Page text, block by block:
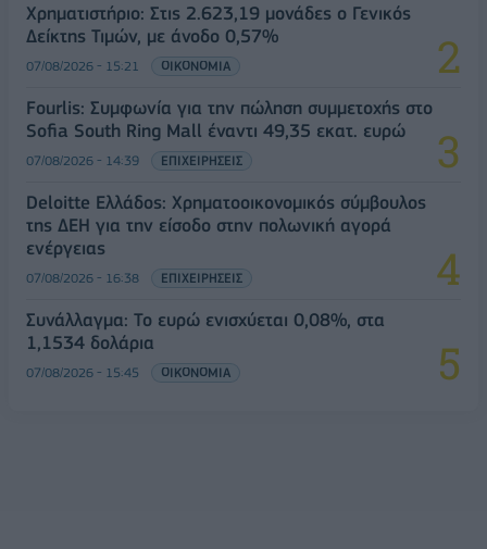
Χρηματιστήριο: Στις 2.623,19 μονάδες ο Γενικός
Δείκτης Τιμών, με άνοδο 0,57%
07/08/2026 - 15:21 ΟΙΚΟΝΟΜΙΑ
Fourlis: Συμφωνία για την πώληση συμμετοχής στο
Sofia South Ring Mall έναντι 49,35 εκατ. ευρώ
07/08/2026 - 14:39 ΕΠΙΧΕΙΡΗΣΕΙΣ
Deloitte Ελλάδος: Χρηματοοικονομικός σύμβουλος
της ΔΕΗ για την είσοδο στην πολωνική αγορά
ενέργειας
07/08/2026 - 16:38 ΕΠΙΧΕΙΡΗΣΕΙΣ
Συνάλλαγμα: Το ευρώ ενισχύεται 0,08%, στα
1,1534 δολάρια
07/08/2026 - 15:45 ΟΙΚΟΝΟΜΙΑ